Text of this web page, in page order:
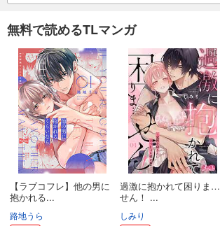
無料で読めるTLマンガ
【ラブコフレ】他の男に
抱かれる...
路地うら
過激に抱かれて困りま…
せん！ ...
しみり